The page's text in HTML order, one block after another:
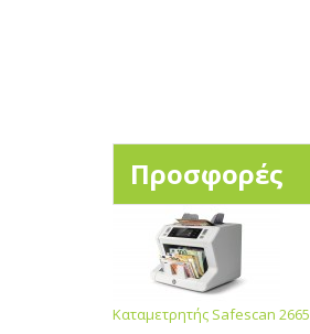
Προσφορές
Καταμετρητής Safescan 2665